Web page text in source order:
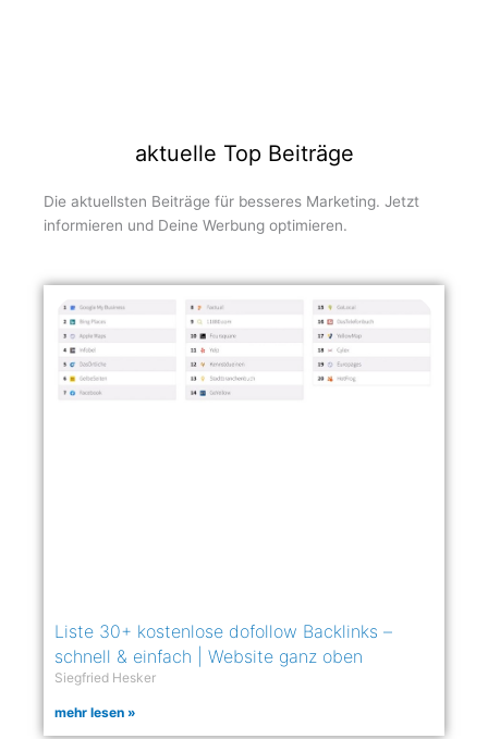
aktuelle Top Beiträge
Die aktuellsten Beiträge für besseres Marketing. Jetzt
informieren und Deine Werbung optimieren.
Liste 30+ kostenlose dofollow Backlinks –
schnell & einfach | Website ganz oben
Siegfried Hesker
mehr lesen »